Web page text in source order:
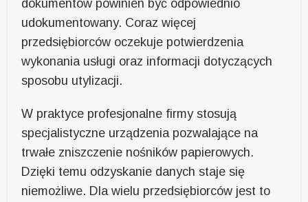
dokumentów powinien być odpowiednio
udokumentowany. Coraz więcej
przedsiębiorców oczekuje potwierdzenia
wykonania usługi oraz informacji dotyczących
sposobu utylizacji.
W praktyce profesjonalne firmy stosują
specjalistyczne urządzenia pozwalające na
trwałe zniszczenie nośników papierowych.
Dzięki temu odzyskanie danych staje się
niemożliwe. Dla wielu przedsiębiorców jest to